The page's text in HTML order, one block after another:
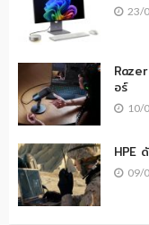
23/
อร์
10/
HPE
09/